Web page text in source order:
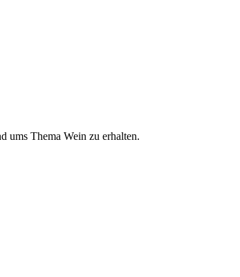
ums Thema Wein zu erhalten.